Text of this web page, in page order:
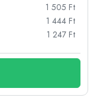
1 505 Ft
1 444 Ft
1 247 Ft